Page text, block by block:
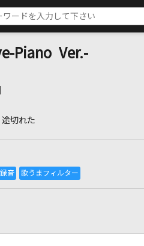
Piano Ver.-
切れた